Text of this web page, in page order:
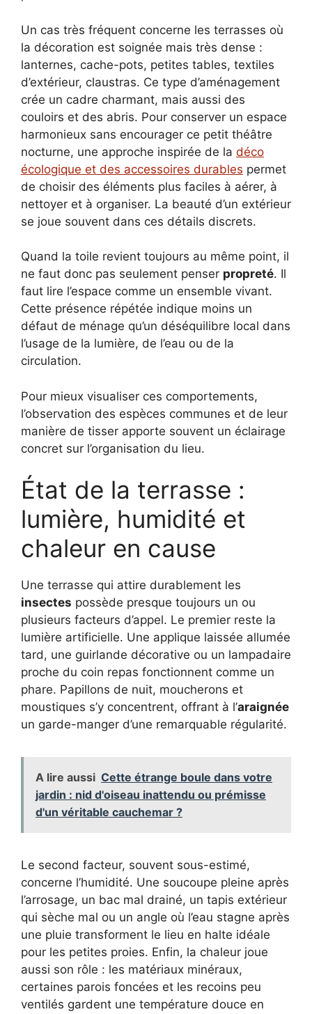
Un cas très fréquent concerne les terrasses où
la décoration est soignée mais très dense :
lanternes, cache-pots, petites tables, textiles
d’extérieur, claustras. Ce type d’aménagement
crée un cadre charmant, mais aussi des
couloirs et des abris. Pour conserver un espace
harmonieux sans encourager ce petit théâtre
nocturne, une approche inspirée de la déco
écologique et des accessoires durables permet
de choisir des éléments plus faciles à aérer, à
nettoyer et à organiser. La beauté d’un extérieur
se joue souvent dans ces détails discrets.
Quand la toile revient toujours au même point, il
ne faut donc pas seulement penser propreté. Il
faut lire l’espace comme un ensemble vivant.
Cette présence répétée indique moins un
défaut de ménage qu’un déséquilibre local dans
l’usage de la lumière, de l’eau ou de la
circulation.
Pour mieux visualiser ces comportements,
l’observation des espèces communes et de leur
manière de tisser apporte souvent un éclairage
concret sur l’organisation du lieu.
État de la terrasse :
lumière, humidité et
chaleur en cause
Une terrasse qui attire durablement les
insectes possède presque toujours un ou
plusieurs facteurs d’appel. Le premier reste la
lumière artificielle. Une applique laissée allumée
tard, une guirlande décorative ou un lampadaire
proche du coin repas fonctionnent comme un
phare. Papillons de nuit, moucherons et
moustiques s’y concentrent, offrant à l’araignée
un garde-manger d’une remarquable régularité.
A lire aussi Cette étrange boule dans votre
jardin : nid d'oiseau inattendu ou prémisse
d'un véritable cauchemar ?
Le second facteur, souvent sous-estimé,
concerne l’humidité. Une soucoupe pleine après
l’arrosage, un bac mal drainé, un tapis extérieur
qui sèche mal ou un angle où l’eau stagne après
une pluie transforment le lieu en halte idéale
pour les petites proies. Enfin, la chaleur joue
aussi son rôle : les matériaux minéraux,
certaines parois foncées et les recoins peu
ventilés gardent une température douce en